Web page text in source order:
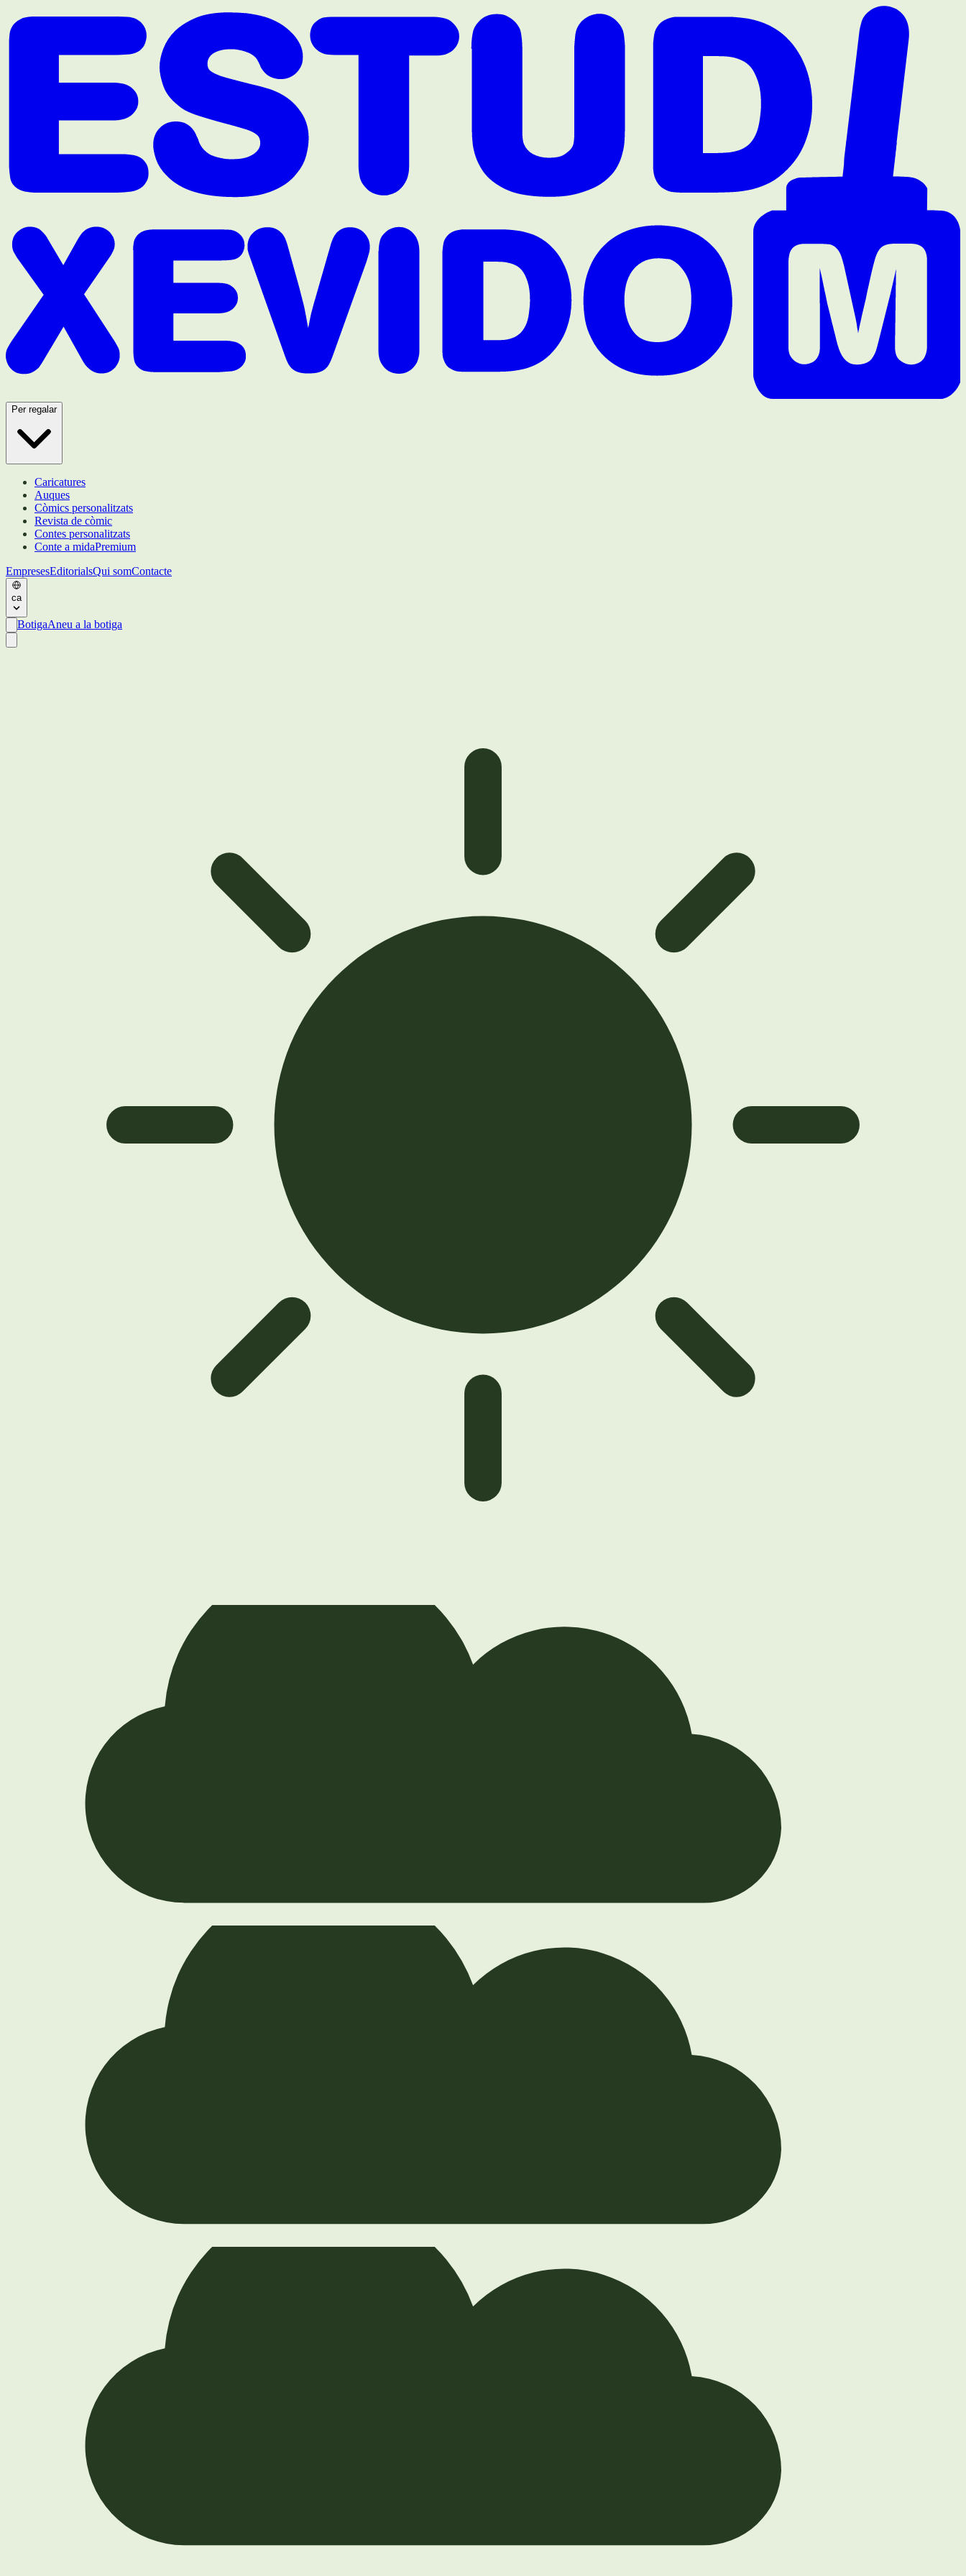
Per regalar
Caricatures
Auques
Còmics personalitzats
Revista de còmic
Contes personalitzats
Conte a midaPremium
EmpresesEditorialsQui somContacte
ca
BotigaAneu a la botiga